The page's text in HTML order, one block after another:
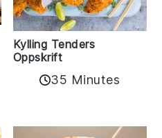
Kylling Tenders
Oppskrift
35 Minutes